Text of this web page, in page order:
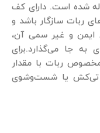
شده است. دارای کف
ربات سازگار باشد و
ایمن و غیر سمی آن،
جا می‌گذارد.برای
ربات با مقدار
تی‌کش یا شست‌وشوی